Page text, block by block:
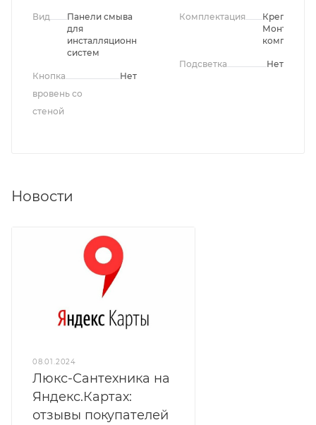
Вид
Панели смыва
для
инсталляционных
систем
Кнопка
вровень со
стеной
Нет
Комплектация
Крепления,
Монтажный
комплект
Подсветка Нет
Новости
08.01.2024
Люкс-Сантехника на
Яндекс.Картах:
отзывы покупателей